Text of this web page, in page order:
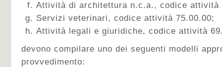
Attività di architettura n.c.a., codice attività
Servizi veterinari, codice attività 75.00.00;
Attività legali e giuridiche, codice attività
devono compilare uno dei seguenti modelli
provvedimento: